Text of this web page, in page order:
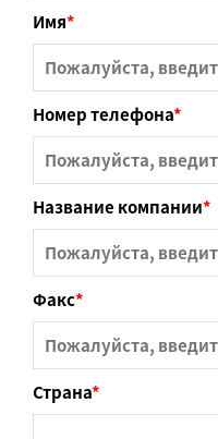
Имя*
Номер телефона*
Название компании*
Факс*
Страна*